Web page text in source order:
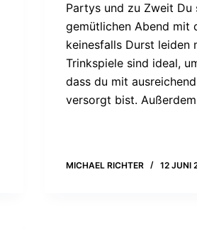
Partys und zu Zweit Du
gemütlichen Abend mit
keinesfalls Durst leiden
Trinkspiele sind ideal,
dass du mit
versorgt bist.
MICHAEL RICHTER 12 JUNI